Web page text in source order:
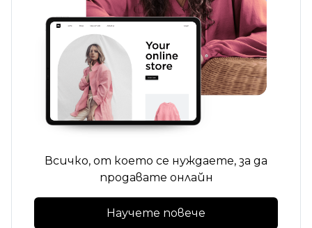
Всичко, от което се нуждаете, за да
продавате онлайн
Научете повече